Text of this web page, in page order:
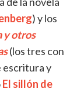
) y los
y otros
(los tres con
escritura y
El sillón de